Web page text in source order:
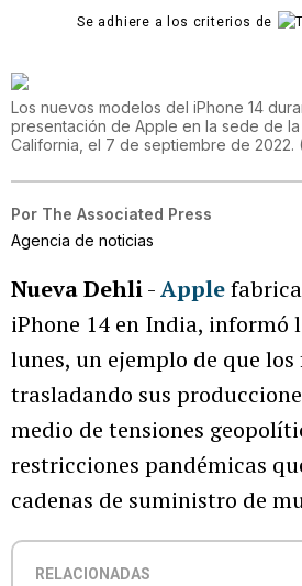
Se adhiere a los criterios de
Los nuevos modelos del iPhone 14
presentación de Apple en la sede de la
California, el 7 de septiembre de 2022.
Por The Associated Press
Agencia de noticias
Nueva Dehli-Apple
iPhone 14 en India, informó
lunes, un ejemplo de que
trasladando sus
medio de tensiones
restricciones pandémicas
cadenas de suministro de
RELACIONADAS